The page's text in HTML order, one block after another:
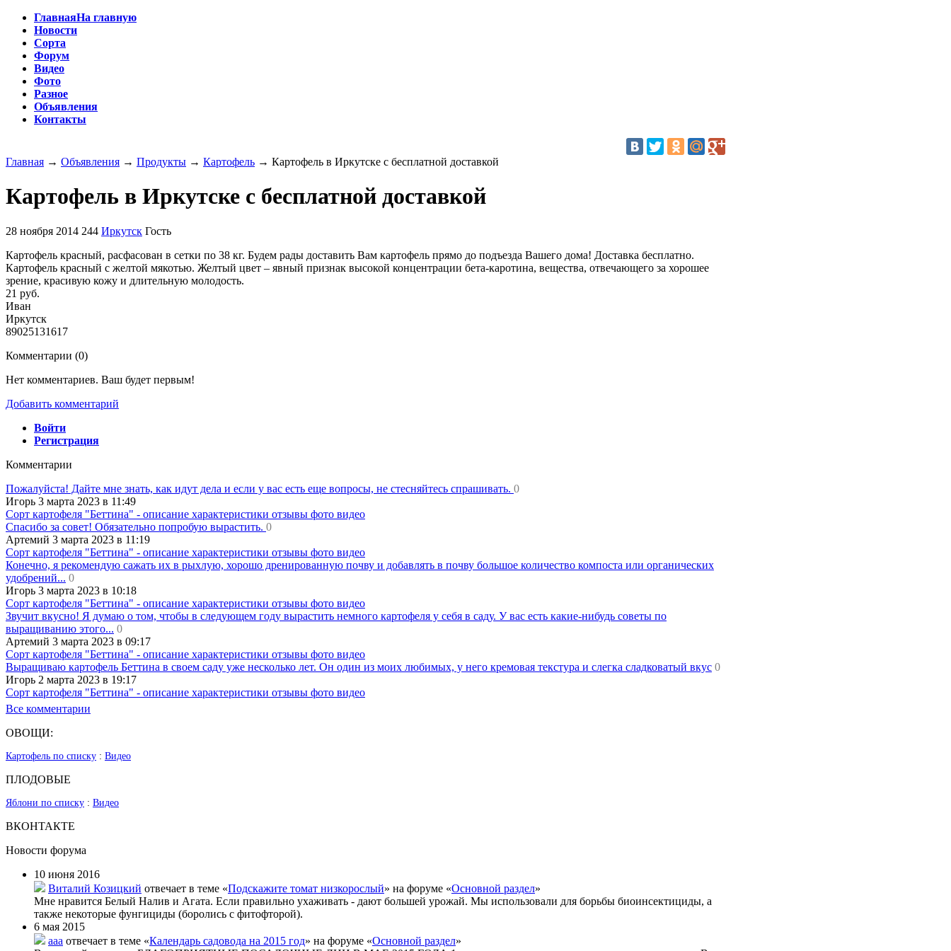
ГлавнаяНа главную
Новости
Сорта
Форум
Видео
Фото
Разное
Объявления
Контакты
Главная → Объявления → Продукты → Картофель → Картофель в Иркутске с бесплатной доставкой
Картофель в Иркутске с бесплатной доставкой
28 ноября 2014 244 Иркутск Гость
Картофель красный, расфасован в сетки по 38 кг. Будем рады доставить Вам картофель прямо до подъезда Вашего дома! Доставка бесплатно.
Картофель красный с желтой мякотью. Желтый цвет – явный признак высокой концентрации бета-каротина, вещества, отвечающего за хорошее
зрение, красивую кожу и длительную молодость.
21 руб.
Иван
Иркутск
89025131617
Комментарии (0)
Нет комментариев. Ваш будет первым!
Добавить комментарий
Войти
Регистрация
Комментарии
Пожалуйста! Дайте мне знать, как идут дела и если у вас есть еще вопросы, не стесняйтесь спрашивать. 0
Игорь 3 марта 2023 в 11:49
Сорт картофеля "Беттина" - описание характеристики отзывы фото видео
Спасибо за совет! Обязательно попробую вырастить. 0
Артемий 3 марта 2023 в 11:19
Сорт картофеля "Беттина" - описание характеристики отзывы фото видео
Конечно, я рекомендую сажать их в рыхлую, хорошо дренированную почву и добавлять в почву большое количество компоста или органических
удобрений... 0
Игорь 3 марта 2023 в 10:18
Сорт картофеля "Беттина" - описание характеристики отзывы фото видео
Звучит вкусно! Я думаю о том, чтобы в следующем году вырастить немного картофеля у себя в саду. У вас есть какие-нибудь советы по
выращиванию этого... 0
Артемий 3 марта 2023 в 09:17
Сорт картофеля "Беттина" - описание характеристики отзывы фото видео
Выращиваю картофель Беттина в своем саду уже несколько лет. Он один из моих любимых, у него кремовая текстура и слегка сладковатый вкус 0
Игорь 2 марта 2023 в 19:17
Сорт картофеля "Беттина" - описание характеристики отзывы фото видео
Все комментарии
ОВОЩИ:
Картофель по списку : Видео
ПЛОДОВЫЕ
Яблони по списку : Видео
ВКОНТАКТЕ
Новости форума
10 июня 2016
Виталий Козицкий отвечает в теме «Подскажите томат низкорослый» на форуме «Основной раздел»
Мне нравится Белый Налив и Агата. Если правильно ухаживать - дают большей урожай. Мы использовали для борьбы биоинсектициды, а
также некоторые фунгициды (боролись с фитофторой).
6 мая 2015
aaa отвечает в теме «Календарь садовода на 2015 год» на форуме «Основной раздел»